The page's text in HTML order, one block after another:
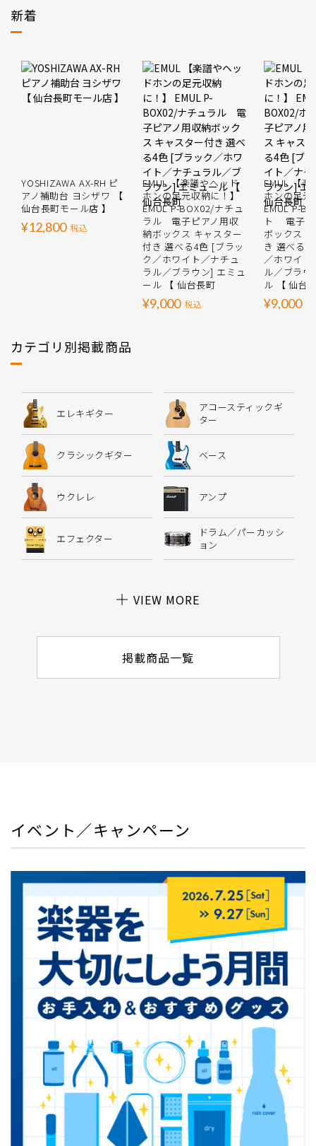
新着
YOSHIZAWA AX-RH ピ
アノ補助台 ヨシザワ 【
仙台長町モール店 】
¥12,800 税込
EMUL 【楽譜やヘッド
ホンの足元収納に！】
EMUL P-BOX02/ナチュ
ラル 電子ピアノ用収
納ボックス キャスター
付き 選べる4色 [ブラッ
ク／ホワイト／ナチュ
ラル／ブラウン] エミュ
ール 【 仙台長町
¥9,000 税込
EMUL 【楽
ホンの足元
EMUL P-
ト 電子ピ
ボックス
き 選べる4
／ホワイ
ル／ブラ
ル 【 仙台
¥9,000
カテゴリ別掲載商品
エレキギター
アコースティックギ
ター
クラシックギター ベース
ウクレレ アンプ
エフェクター
ドラム／パーカッシ
ョン
VIEW MORE
掲載商品一覧
イベント／キャンペーン